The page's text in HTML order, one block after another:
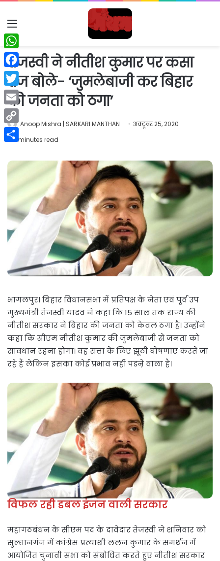
Menu
तेजस्वी ने नीतीश कुमार पर कसा
तंज बोले- ‘जुमलेबाजी कर बिहार
की जनता को ठगा’
Anoop Mishra | SARKARI MANTHAN
अक्टूबर 25, 2020
2 minutes read
भागलपुर। बिहार विधानसभा में प्रतिपक्ष के नेता एवं पूर्व उप
मुख्यमंत्री तेजस्वी यादव ने कहा कि 15 साल तक राज्य की
नीतीश सरकार ने बिहार की जनता को केवल ठगा है। उन्होंने
कहा कि सीएम नीतीश कुमार की जुमलेबाजी से जनता को
सावधान रहना होगा। वह सत्ता के लिए झूठी घोषणाएं करते जा
रहे हैं लेकिन इसका कोई प्रभाव नहीं पडऩे वाला है।
विफल रही डबल इंजन वाली सरकार
महागठबंधन के सीएम पद के दावेदार तेजस्वी ने शनिवार को
सुल्तानगंज में कांग्रेस प्रत्याशी ललन कुमार के समर्थन में
आयोजित चुनावी सभा को संबोधित करते हुए नीतीश सरकार
WhatsApp
Facebook
Twitter
Email
Copy
Link